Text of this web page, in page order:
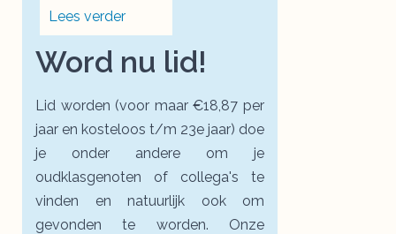
Lees verder
Word nu lid!
Lid worden (voor maar €18,87 per
jaar en kosteloos t/m 23e jaar) doe
je onder andere om je
oudklasgenoten of collega's te
vinden en natuurlijk ook om
gevonden te worden. Onze